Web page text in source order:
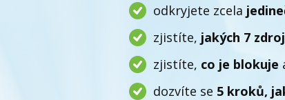
odkryjete zcela
zjistíte, jakých 7
zjistíte, co je blokuje
dozvíte se 5 kroků,